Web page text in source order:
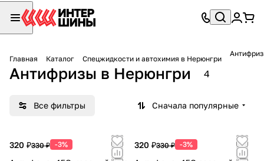
Главная Каталог Спецжидкости и автохимия в Нерюнгри
Антифризы в Нерюнгри 4
Все фильтры Сначала популярные
320 ₽330 ₽ -3% 320 ₽330 ₽ -3%